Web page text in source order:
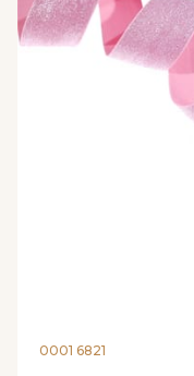
38 - Multicolore
0001 6821